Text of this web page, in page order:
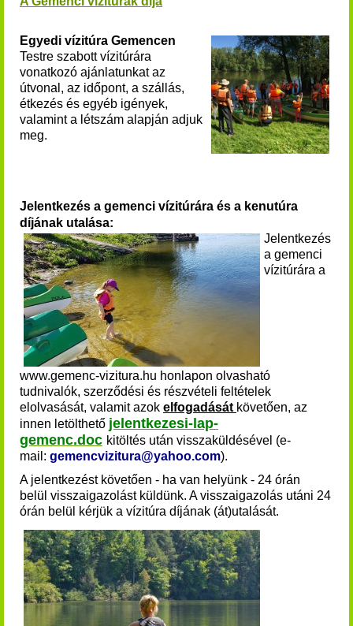
Egyedi vízitúra Gemencen
Testre szabott vízitúrára
vonatkozó ajánlatunkat az
útvonal, az időpont, a szállás,
étkezés és egyéb igények,
valamint a létszám alapján adjuk
meg.
Jelentkezés a gemenci vízitúrára és a kenutúra
díjának utalása:
Jelentkezés
a gemenci
vízitúrára a
www.gemenc-vizitura.hu honlapon olvasható
tudnivalók, szerződési és részvételi feltételek
elolvasását, valamit azok elfogadását követően, az
innen letölthető jelentkezesi-lap-
gemenc.doc kitöltés után visszaküldésével (e-
mail: gemencvizitura@yahoo.com).
A jelentkezést követően - ha van helyünk - 24 órán
belül visszaigazolást küldünk. A visszaigazolás utáni 24
órán belül kérjük a vízitúra díjának (át)utalását.